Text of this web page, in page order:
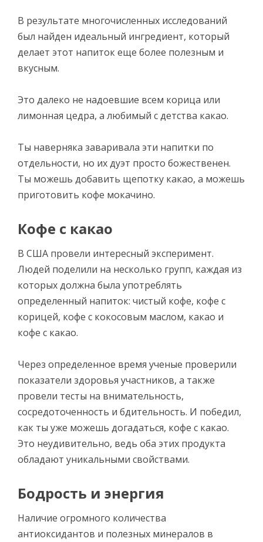
В результате многочисленных исследований
был найден идеальный ингредиент, который
делает этот напиток еще более полезным и
вкусным.
Это далеко не надоевшие всем корица или
лимонная цедра, а любимый с детства какао.
Ты наверняка заваривала эти напитки по
отдельности, но их дуэт просто божественен.
Ты можешь добавить щепотку какао, а можешь
приготовить кофе мокачино.
Кофе с какао
В США провели интересный эксперимент.
Людей поделили на несколько групп, каждая из
которых должна была употреблять
определенный напиток: чистый кофе, кофе с
корицей, кофе с кокосовым маслом, какао и
кофе с какао.
Через определенное время ученые проверили
показатели здоровья участников, а также
провели тесты на внимательность,
сосредоточенность и бдительность. И победил,
как ты уже можешь догадаться, кофе с какао.
Это неудивительно, ведь оба этих продукта
обладают уникальными свойствами.
Бодрость и энергия
Наличие огромного количества
антиоксидантов и полезных минералов в